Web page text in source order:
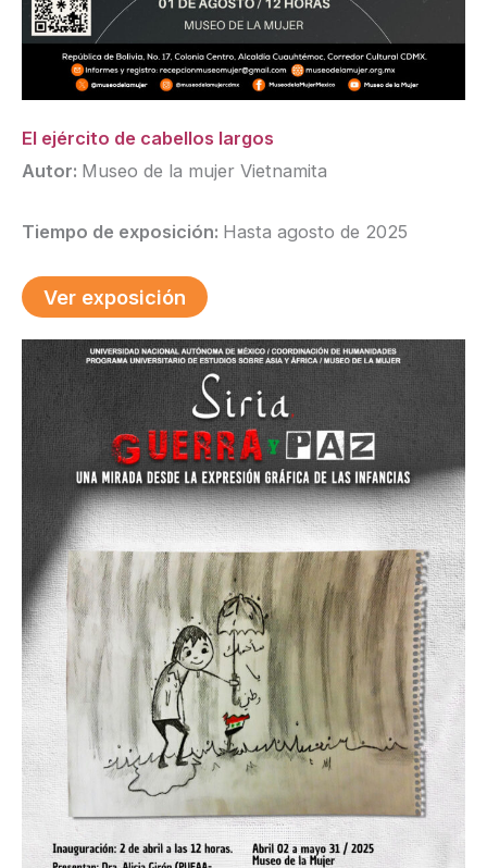
El ejército de cabellos largos
Autor: Museo de la mujer Vietnamita
Tiempo de exposición: Hasta agosto de 2025
Ver exposición